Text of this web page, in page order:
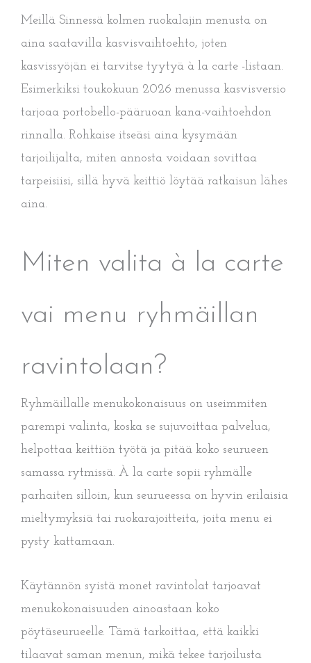
Meillä Sinnessä kolmen ruokalajin menusta on
aina saatavilla kasvisvaihtoehto, joten
kasvissyöjän ei tarvitse tyytyä à la carte -listaan.
Esimerkiksi toukokuun 2026 menussa kasvisversio
tarjoaa portobello-pääruoan kana-vaihtoehdon
rinnalla. Rohkaise itseäsi aina kysymään
tarjoilijalta, miten annosta voidaan sovittaa
tarpeisiisi, sillä hyvä keittiö löytää ratkaisun lähes
aina.
Miten valita à la carte
vai menu ryhmäillan
ravintolaan?
Ryhmäillalle menukokonaisuus on useimmiten
parempi valinta, koska se sujuvoittaa palvelua,
helpottaa keittiön työtä ja pitää koko seurueen
samassa rytmissä. À la carte sopii ryhmälle
parhaiten silloin, kun seurueessa on hyvin erilaisia
mieltymyksiä tai ruokarajoitteita, joita menu ei
pysty kattamaan.
Käytännön syistä monet ravintolat tarjoavat
menukokonaisuuden ainoastaan koko
pöytäseurueelle. Tämä tarkoittaa, että kaikki
tilaavat saman menun, mikä tekee tarjoilusta